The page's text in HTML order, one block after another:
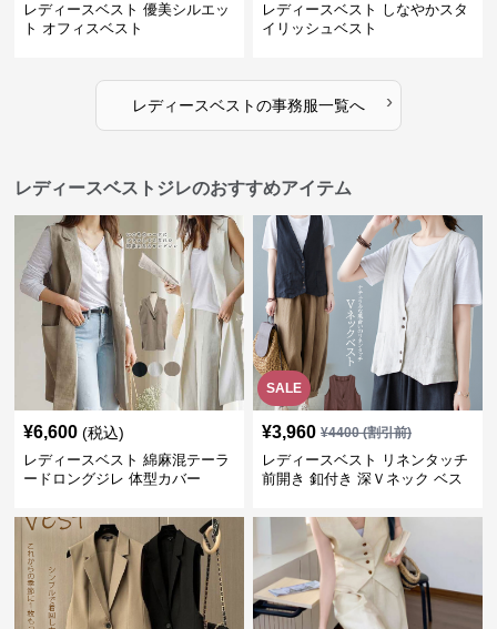
レディースベスト 優美シルエッ
ト オフィスベスト
レディースベスト しなやかスタ
イリッシュベスト
レディースベストの事務服一覧へ ›
レディースベストジレのおすすめアイテム
¥6,600 (税込)
レディースベスト 綿麻混テーラ
ードロングジレ 体型カバー
SALE
¥3,960 ¥4400(割引前)
レディースベスト リネンタッチ
前開き 釦付き 深Ｖネック ベス